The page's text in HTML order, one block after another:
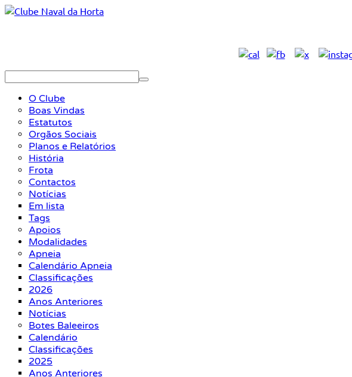
O Clube
Boas Vindas
Estatutos
Orgãos Sociais
Planos e Relatórios
História
Frota
Contactos
Notícias
Em lista
Tags
Apoios
Modalidades
Apneia
Calendário Apneia
Classificações
2026
Anos Anteriores
Notícias
Botes Baleeiros
Calendário
Classificações
2025
Anos Anteriores